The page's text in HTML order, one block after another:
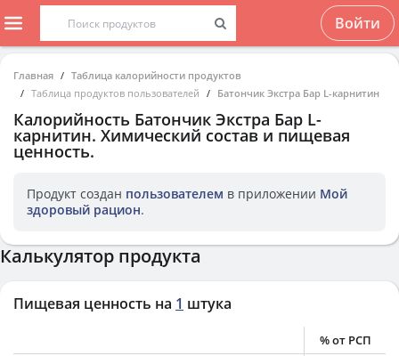
Войти
Главная
Таблица калорийности продуктов
Таблица продуктов пользователей
Батончик Экстра Бар L-карнитин
Калорийность Батончик Экстра Бар L-
карнитин. Химический состав и пищевая
ценность.
Продукт создан пользователем в приложении Мой
здоровый рацион.
Калькулятор продукта
Пищевая ценность на 1 штука
% от РСП